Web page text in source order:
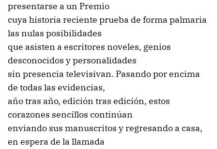
presentarse a un Premio
cuya historia reciente prueba de forma palmaria
las nulas posibilidades
que asisten a escritores noveles, genios
desconocidos y personalidades
sin presencia televisivan. Pasando por encima
de todas las evidencias,
año tras año, edición tras edición, estos
corazones sencillos continúan
enviando sus manuscritos y regresando a casa,
en espera de la llamada